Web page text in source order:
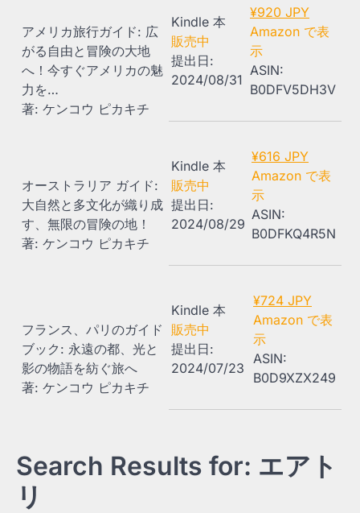
アメリカ旅行ガイド: 広
がる自由と冒険の大地
へ！今すぐアメリカの魅
力を…
著: ケンコウ ピカキチ
Kindle 本
販売中
提出日:
2024/08/31
¥920 JPY
Amazon で表
示
ASIN:
B0DFV5DH3V
オーストラリア ガイド:
大自然と多文化が織り成
す、無限の冒険の地！
著: ケンコウ ピカキチ
Kindle 本
販売中
提出日:
2024/08/29
¥616 JPY
Amazon で表
示
ASIN:
B0DFKQ4R5N
フランス、パリのガイド
ブック: 永遠の都、光と
影の物語を紡ぐ旅へ
著: ケンコウ ピカキチ
Kindle 本
販売中
提出日:
2024/07/23
¥724 JPY
Amazon で表
示
ASIN:
B0D9XZX249
Search Results for: エアト
リ